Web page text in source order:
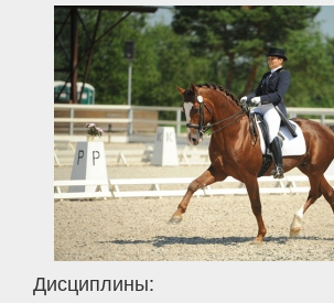
Дисциплины: